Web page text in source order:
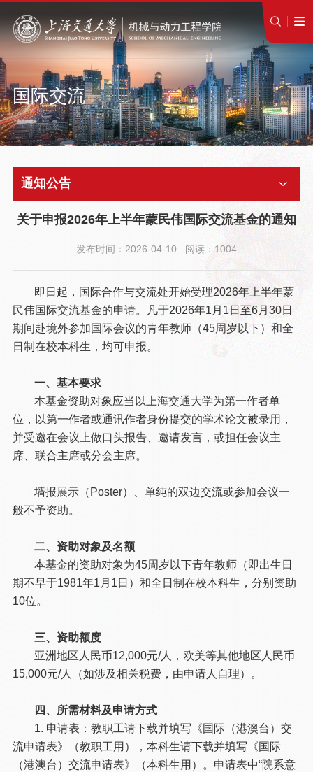
国际交流
通知公告
关于申报2026年上半年蒙民伟国际交流基金的通知
发布时间：2026-04-10 阅读：1004
即日起，国际合作与交流处开始受理2026年上半年蒙
民伟国际交流基金的申请。凡于2026年1月1日至6月30日
期间赴境外参加国际会议的青年教师（45周岁以下）和全
日制在校本科生，均可申报。
一、基本要求
本基金资助对象应当以上海交通大学为第一作者单
位，以第一作者或通讯作者身份提交的学术论文被录用，
并受邀在会议上做口头报告、邀请发言，或担任会议主
席、联合主席或分会主席。
墙报展示（Poster）、单纯的双边交流或参加会议一
般不予资助。
二、资助对象及名额
本基金的资助对象为45周岁以下青年教师（即出生日
期不早于1981年1月1日）和全日制在校本科生，分别资助
10位。
三、资助额度
亚洲地区人民币12,000元/人，欧美等其他地区人民币
15,000元/人（如涉及相关税费，由申请人自理）。
四、所需材料及申请方式
1. 申请表：教职工请下载并填写《国际（港澳台）交
流申请表》（教职工用），本科生请下载并填写《国际
（港澳台）交流申请表》（本科生用）。申请表中“院系意